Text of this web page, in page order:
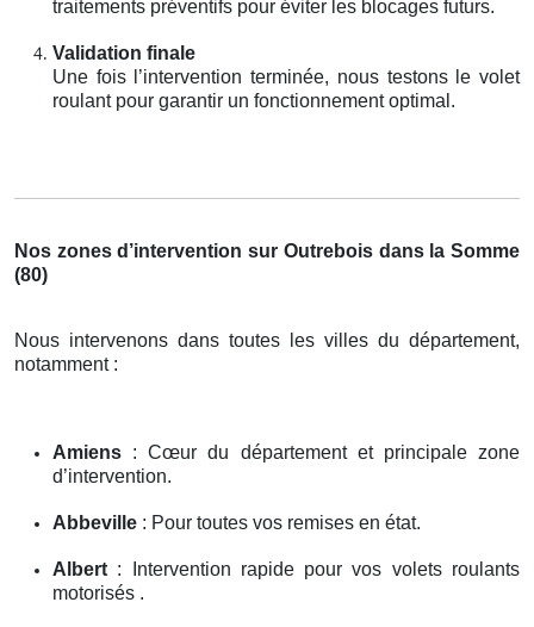
traitements préventifs pour éviter les blocages futurs.
Validation finale
Une fois l’intervention terminée, nous testons le volet
roulant pour garantir un fonctionnement optimal.
Nos zones d’intervention sur Outrebois dans la Somme
(80)
Nous intervenons dans toutes les villes du département,
notamment :
Amiens : Cœur du département et principale zone
d’intervention.
Abbeville : Pour toutes vos remises en état.
Albert : Intervention rapide pour vos volets roulants
motorisés .